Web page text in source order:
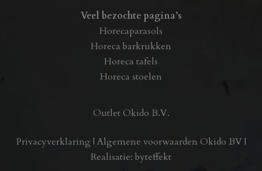
Veel bezochte pagina’s
Horecaparasols
Horeca barkrukken
Horeca tafels
Horeca stoelen
Outlet Okido B.V.
Privacyverklaring | Algemene voorwaarden Okido BV |
Realisatie: byteffekt